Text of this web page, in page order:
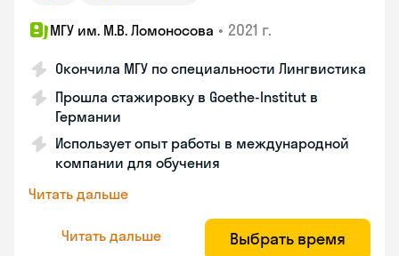
МГУ им. М.В. Ломоносова • 2021 г.
Окончила МГУ по специальности Лингвистика
Прошла стажировку в Goethe-Institut в
Германии
Использует опыт работы в международной
компании для обучения
Читать дальше
Читать дальше Выбрать время